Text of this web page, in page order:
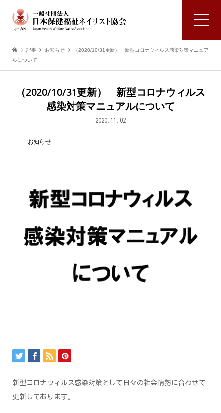
記事 お知らせ
（2020/10/31更新） 新型コロナウィルス感染対策マニュア
ルについて
（2020/10/31更新） 新型コロナウィルス
感染対策マニュアルについて
2020.11.02
お知らせ
新型コロナウィルス感染対策として日々の社会情勢に合わせて
更新しております。